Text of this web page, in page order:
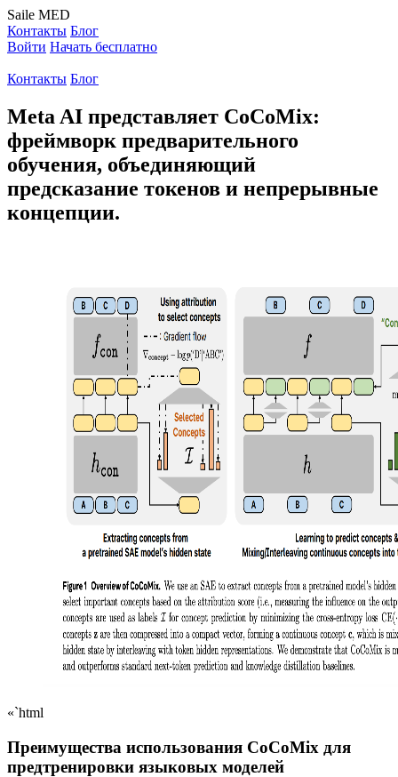
Saile MED
Контакты Блог
Войти Начать бесплатно
Контакты Блог
Meta AI представляет CoCoMix:
фреймворк предварительного
обучения, объединяющий
предсказание токенов и непрерывные
концепции.
«`html
Преимущества использования CoCoMix для
предтренировки языковых моделей